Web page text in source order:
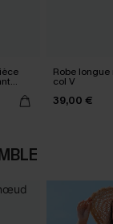
Robe longue
col V
39,00 €